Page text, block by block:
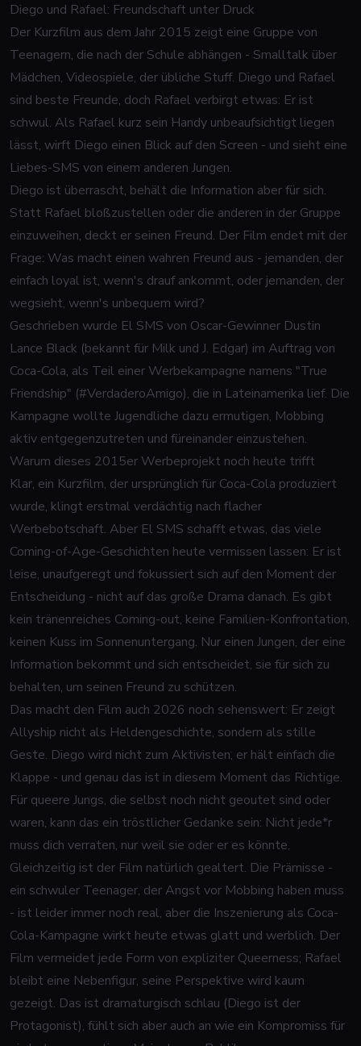
Diego und Rafael: Freundschaft unter Druck
Der Kurzfilm aus dem Jahr 2015 zeigt eine Gruppe von
Teenagern, die nach der Schule abhängen - Smalltalk über
Mädchen, Videospiele, der übliche Stuff. Diego und Rafael
sind beste Freunde, doch Rafael verbirgt etwas: Er ist
schwul. Als Rafael kurz sein Handy unbeaufsichtigt liegen
lässt, wirft Diego einen Blick auf den Screen - und sieht eine
Liebes-SMS von einem anderen Jungen.
Diego ist überrascht, behält die Information aber für sich.
Statt Rafael bloßzustellen oder die anderen in der Gruppe
einzuweihen, deckt er seinen Freund. Der Film endet mit der
Frage: Was macht einen wahren Freund aus - jemanden, der
einfach loyal ist, wenn's drauf ankommt, oder jemanden, der
wegsieht, wenn's unbequem wird?
Geschrieben wurde El SMS von Oscar-Gewinner Dustin
Lance Black (bekannt für Milk und J. Edgar) im Auftrag von
Coca-Cola, als Teil einer Werbekampagne namens "True
Friendship" (#VerdaderoAmigo), die in Lateinamerika lief. Die
Kampagne wollte Jugendliche dazu ermutigen, Mobbing
aktiv entgegenzutreten und füreinander einzustehen.
Warum dieses 2015er Werbeprojekt noch heute trifft
Klar, ein Kurzfilm, der ursprünglich für Coca-Cola produziert
wurde, klingt erstmal verdächtig nach flacher
Werbebotschaft. Aber El SMS schafft etwas, das viele
Coming-of-Age-Geschichten heute vermissen lassen: Er ist
leise, unaufgeregt und fokussiert sich auf den Moment der
Entscheidung - nicht auf das große Drama danach. Es gibt
kein tränenreiches Coming-out, keine Familien-Konfrontation,
keinen Kuss im Sonnenuntergang. Nur einen Jungen, der eine
Information bekommt und sich entscheidet, sie für sich zu
behalten, um seinen Freund zu schützen.
Das macht den Film auch 2026 noch sehenswert: Er zeigt
Allyship nicht als Heldengeschichte, sondern als stille
Geste. Diego wird nicht zum Aktivisten, er hält einfach die
Klappe - und genau das ist in diesem Moment das Richtige.
Für queere Jungs, die selbst noch nicht geoutet sind oder
waren, kann das ein tröstlicher Gedanke sein: Nicht jede*r
muss dich verraten, nur weil sie oder er es könnte.
Gleichzeitig ist der Film natürlich gealtert. Die Prämisse -
ein schwuler Teenager, der Angst vor Mobbing haben muss
- ist leider immer noch real, aber die Inszenierung als Coca-
Cola-Kampagne wirkt heute etwas glatt und werblich. Der
Film vermeidet jede Form von expliziter Queerness; Rafael
bleibt eine Nebenfigur, seine Perspektive wird kaum
gezeigt. Das ist dramaturgisch schlau (Diego ist der
Protagonist), fühlt sich aber auch an wie ein Kompromiss für